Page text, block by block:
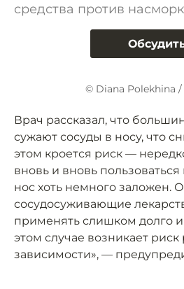
средства против
© Diana Polekhina /
Врач рассказал, что
сужают сосуды в носу, что
этом кроется риск —
вновь и вновь пользоваться
нос хоть немного заложен.
сосудосуживающие
применять слишком долго и
этом случае возникает риск
зависимости», —